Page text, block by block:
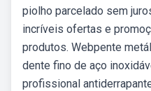
piolho parcelado sem
incríveis ofertas e
produtos. Webpente
dente fino de aço
profissional